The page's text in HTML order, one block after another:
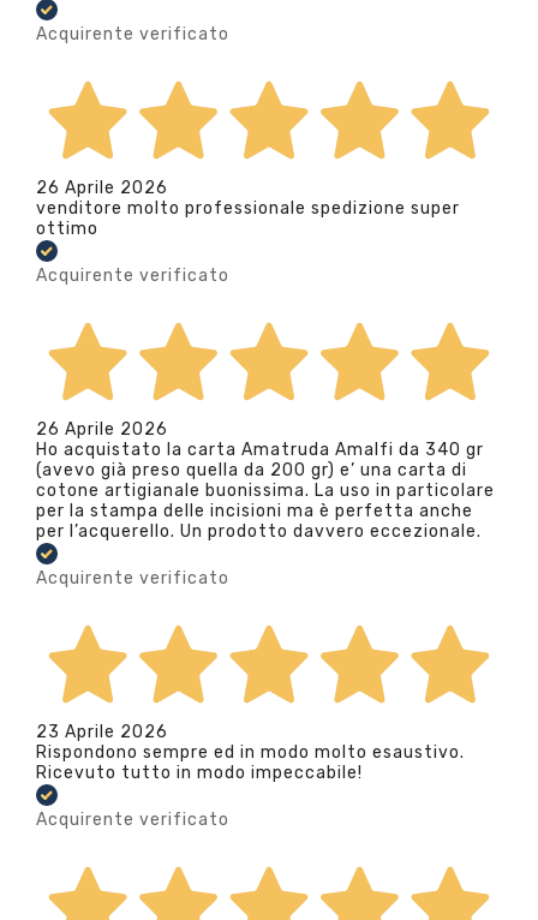
Acquirente verificato
26 Aprile 2026
venditore molto professionale spedizione super
ottimo
Acquirente verificato
26 Aprile 2026
Ho acquistato la carta Amatruda Amalfi da 340 gr
(avevo già preso quella da 200 gr) e’ una carta di
cotone artigianale buonissima. La uso in particolare
per la stampa delle incisioni ma è perfetta anche
per l’acquerello. Un prodotto davvero eccezionale.
Acquirente verificato
23 Aprile 2026
Rispondono sempre ed in modo molto esaustivo.
Ricevuto tutto in modo impeccabile!
Acquirente verificato